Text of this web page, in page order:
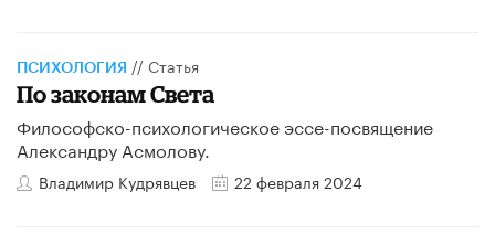
ПСИХОЛОГИЯ // Статья
По законам Света
Философско-психологическое эссе-посвящение
Александру Асмолову.
Владимир Кудрявцев 22 февраля 2024